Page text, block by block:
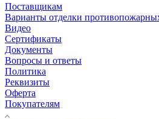
Поставщикам
Варианты отделки
Видео
Сертификаты
Документы
Вопросы и ответы
Политика
Реквизиты
Оферта
Покупателям